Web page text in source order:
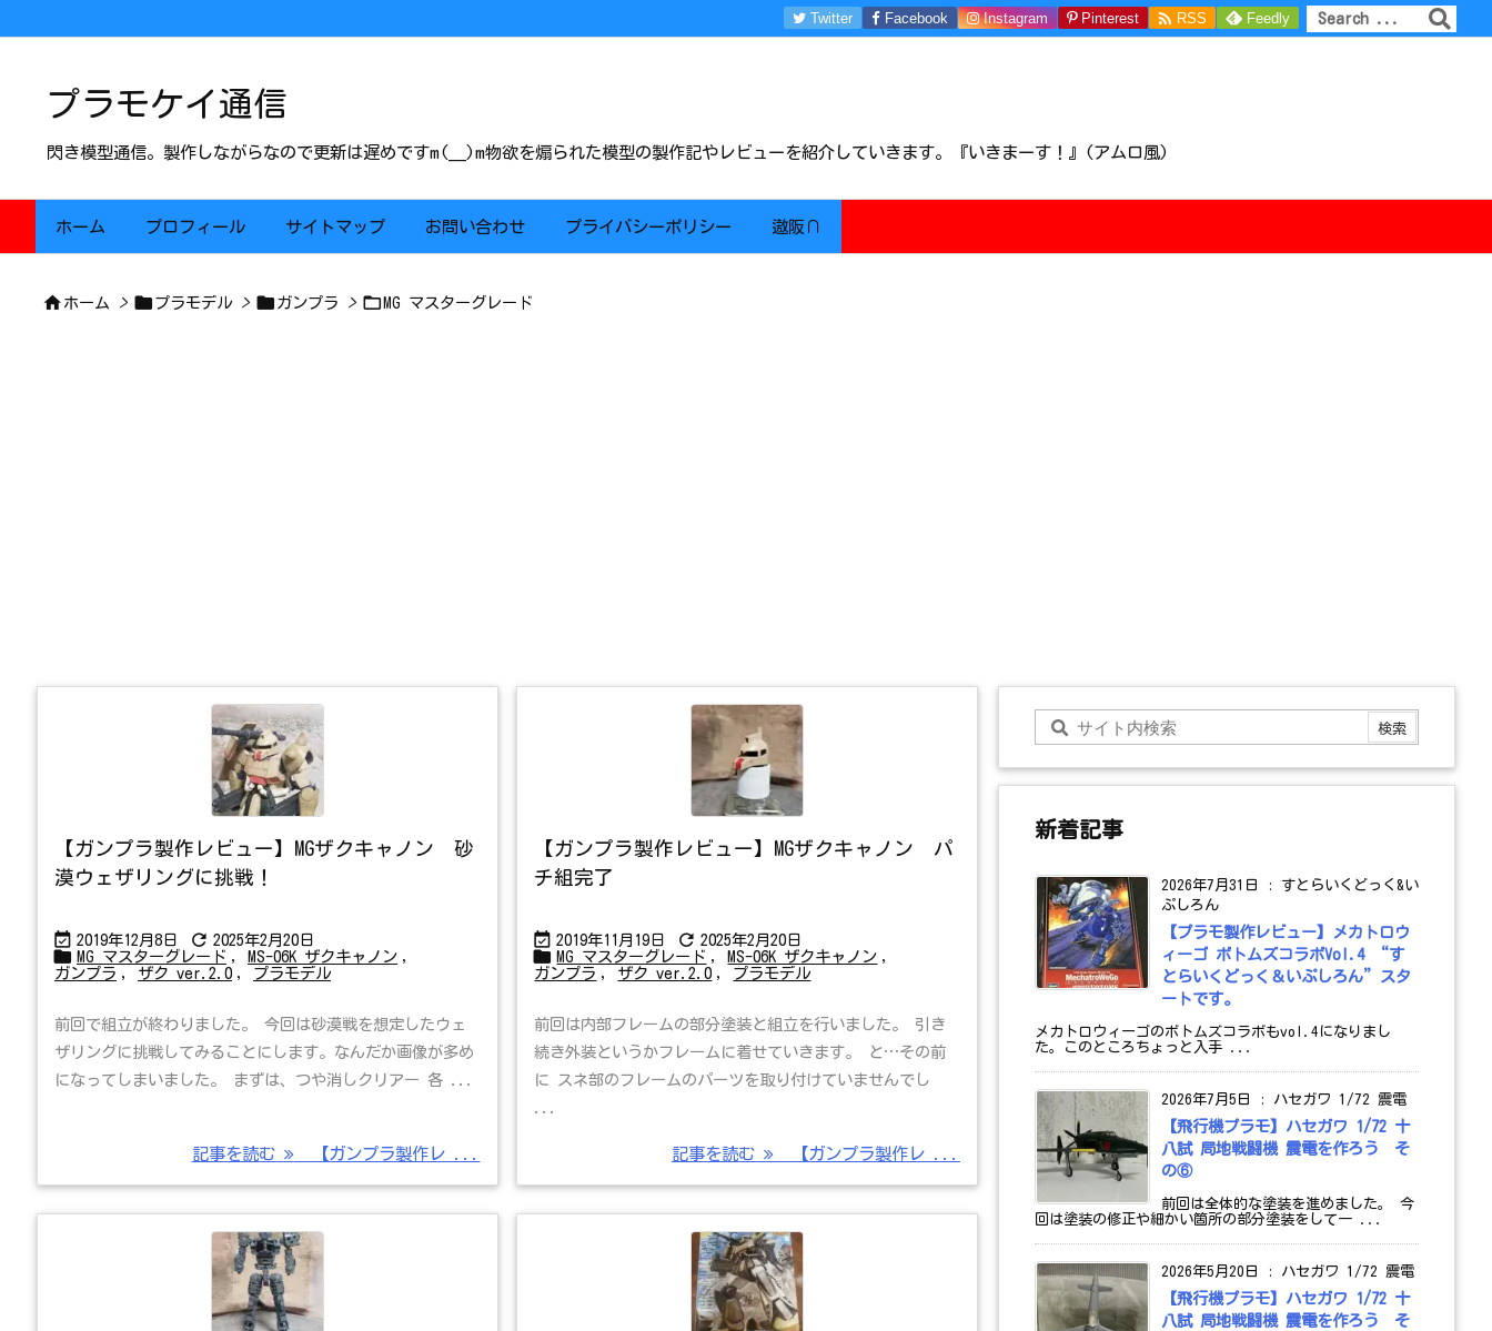
プラモケイ通信
閃き模型通信。製作しながらなので更新は遅めですm(__)m物欲を煽られた模型の製作記やレビューを紹介していきます。『いきまーす！』(アムロ風)
ホーム プロフィール サイトマップ お問い合わせ プライバシーポリシー 遨阪∩
Twitter Facebook Instagram Pinterest  RSS Feedly
 ホーム >  プラモデル >  ガンプラ > MG マスターグレード
【ガンプラ製作レビュー】MGザクキャノン 砂
漠ウェザリングに挑戦！
 2019年12月8日  2025年2月20日
 MG マスターグレード , MS-06K ザクキャノン ,
ガンプラ , ザク ver.2.0 , プラモデル
前回で組立が終わりました。 今回は砂漠戦を想定したウェ
ザリングに挑戦してみることにします。なんだか画像が多め
になってしまいました。 まずは、つや消しクリアー 各 ...
記事を読む 【ガンプラ製作レ ...
【ガンプラ製作レビュー】MGザクキャノン パ
チ組完了
 2019年11月19日  2025年2月20日
 MG マスターグレード , MS-06K ザクキャノン ,
ガンプラ , ザク ver.2.0 , プラモデル
前回は内部フレームの部分塗装と組立を行いました。 引き
続き外装というかフレームに着せていきます。 と…その前
に スネ部のフレームのパーツを取り付けていませんでし
...
記事を読む 【ガンプラ製作レ ...
新着記事
2026年7月31日 : すとらいくどっく&い
ぷしろん
【プラモ製作レビュー】メカトロウ
ィーゴ ボトムズコラボVol.4 “す
とらいくどっく＆いぷしろん”スタ
ートです。
メカトロウィーゴのボトムズコラボもvol.4になりまし
た。このところちょっと入手 ...
2026年7月5日 : ハセガワ 1/72 震電
【飛行機プラモ】ハセガワ 1/72 十
八試 局地戦闘機 震電を作ろう そ
の⑥
前回は全体的な塗装を進めました。 今
回は塗装の修正や細かい箇所の部分塗装をして一 ...
2026年5月20日 : ハセガワ 1/72 震電
【飛行機プラモ】ハセガワ 1/72 十
八試 局地戦闘機 震電を作ろう そ